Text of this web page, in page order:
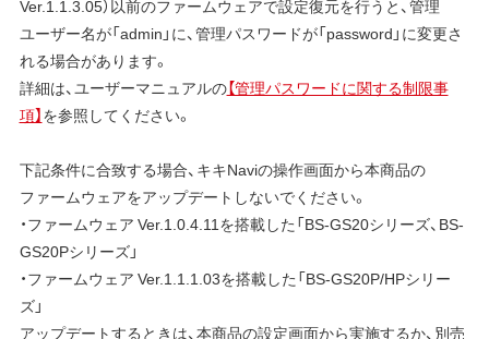
Ver.1.1.3.05）以前のファームウェアで設定復元を行うと、管理
ユーザー名が「admin」に、管理パスワードが「password」に変更さ
れる場合があります。
詳細は、ユーザーマニュアルの【管理パスワードに関する制限事
項】を参照してください。
下記条件に合致する場合、キキNaviの操作画面から本商品の
ファームウェアをアップデートしないでください。
・ファームウェア Ver.1.0.4.11を搭載した「BS-GS20シリーズ、BS-
GS20Pシリーズ」
・ファームウェア Ver.1.1.1.03を搭載した「BS-GS20P/HPシリー
ズ」
アップデートするときは、本商品の設定画面から実施するか、別売